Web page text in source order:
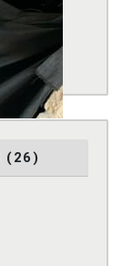
(26)